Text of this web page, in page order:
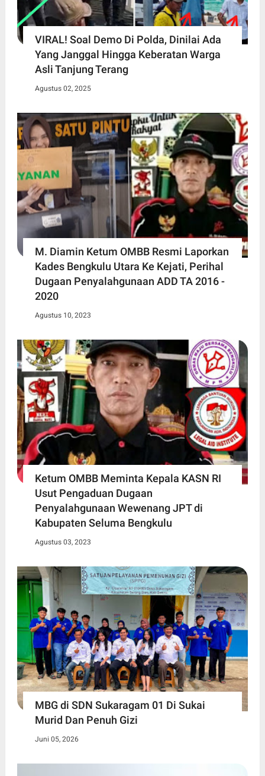
VIRAL! Soal Demo Di Polda, Dinilai Ada
Yang Janggal Hingga Keberatan Warga
Asli Tanjung Terang
Agustus 02, 2025
M. Diamin Ketum OMBB Resmi Laporkan
Kades Bengkulu Utara Ke Kejati, Perihal
Dugaan Penyalahgunaan ADD TA 2016 -
2020
Agustus 10, 2023
Ketum OMBB Meminta Kepala KASN RI
Usut Pengaduan Dugaan
Penyalahgunaan Wewenang JPT di
Kabupaten Seluma Bengkulu
Agustus 03, 2023
MBG di SDN Sukaragam 01 Di Sukai
Murid Dan Penuh Gizi
Juni 05, 2026